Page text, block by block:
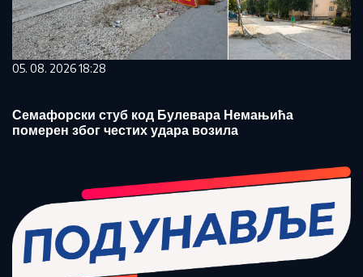
05. 08. 2026 18:28
Семафорски стуб код Булевара Немањића
померен због честих удара возила